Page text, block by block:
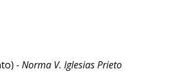
- Norma V. Iglesias Prieto